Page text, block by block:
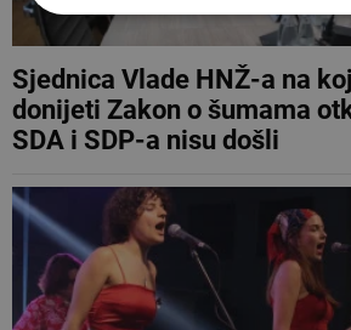
Sjednica Vlade HNŽ-a na
donijeti Zakon o šumama
SDA i SDP-a nisu došli